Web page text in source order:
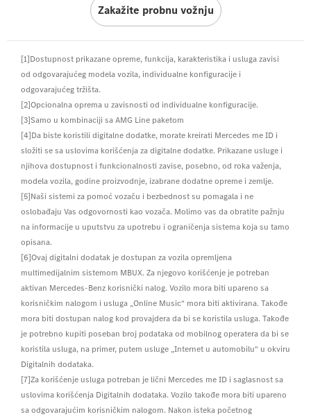
Zakažite probnu vožnju
[1]Dostupnost prikazane opreme, funkcija, karakteristika i usluga zavisi
od odgovarajućeg modela vozila, individualne konfiguracije i
odgovarajućeg tržišta.
[2]Opcionalna oprema u zavisnosti od individualne konfiguracije.
[3]Samo u kombinaciji sa AMG Line paketom
[4]Da biste koristili digitalne dodatke, morate kreirati Mercedes me ID i
složiti se sa uslovima korišćenja za digitalne dodatke. Prikazane usluge i
njihova dostupnost i funkcionalnosti zavise, posebno, od roka važenja,
modela vozila, godine proizvodnje, izabrane dodatne opreme i zemlje.
[5]Naši sistemi za pomoć vozaču i bezbednost su pomagala i ne
oslobađaju Vas odgovornosti kao vozača. Molimo vas da obratite pažnju
na informacije u uputstvu za upotrebu i ograničenja sistema koja su tamo
opisana.
[6]Ovaj digitalni dodatak je dostupan za vozila opremljena
multimedijalnim sistemom MBUX. Za njegovo korišćenje je potreban
aktivan Mercedes-Benz korisnički nalog. Vozilo mora biti upareno sa
korisničkim nalogom i usluga „Online Music“ mora biti aktivirana. Takođe
mora biti dostupan nalog kod provajdera da bi se koristila usluga. Takođe
je potrebno kupiti poseban broj podataka od mobilnog operatera da bi se
koristila usluga, na primer, putem usluge „Internet u automobilu“ u okviru
Digitalnih dodataka.
[7]Za korišćenje usluga potreban je lični Mercedes me ID i saglasnost sa
uslovima korišćenja Digitalnih dodataka. Vozilo takođe mora biti upareno
sa odgovarajućim korisničkim nalogom. Nakon isteka početnog